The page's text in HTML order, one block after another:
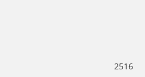
2516